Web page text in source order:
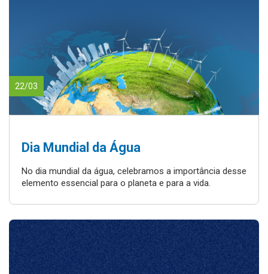
22/03
Dia Mundial da Água
No dia mundial da água, celebramos a importância desse
elemento essencial para o planeta e para a vida.